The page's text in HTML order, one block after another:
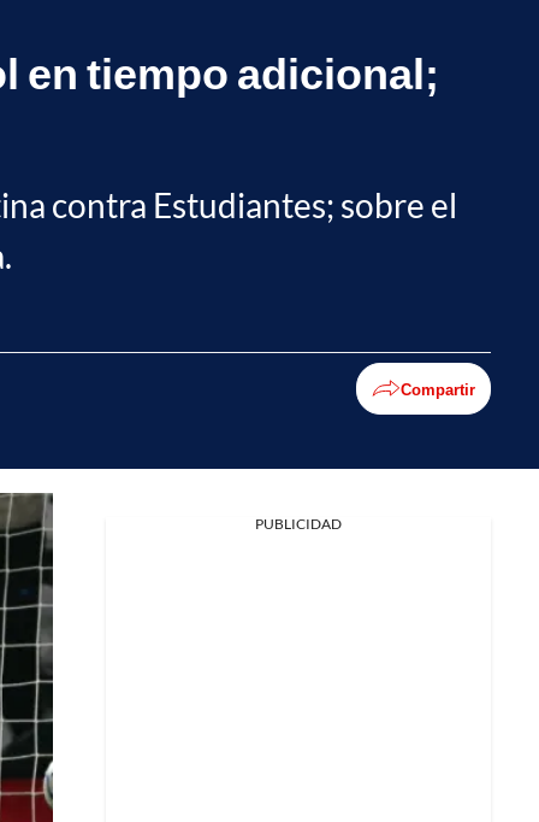
en tiempo adicional;
contra Estudiantes; sobre el
Compartir
PUBLICIDAD